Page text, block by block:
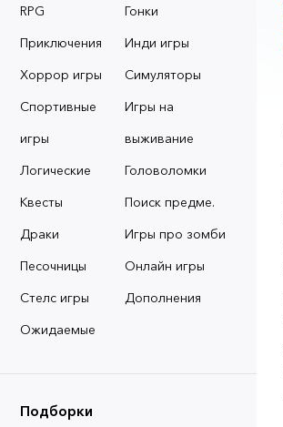
RPG
Гонки
Приключения
Инди игры
Хоррор игры
Симуляторы
Спортивные
игры
Игры на
выживание
Логические
Головоломки
Квесты
Поиск предме.
Драки
Игры про зомби
Песочницы
Онлайн игры
Стелс игры
Дополнения
Ожидаемые
Подборки